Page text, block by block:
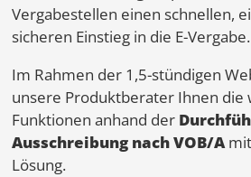
Vergabestellen einen schnellen,
sicheren Einstieg in die E-Vergabe.
Im Rahmen der 1,5-stündigen
unsere Produktberater Ihnen die
Funktionen anhand der
Ausschreibung nach VOB/A
Lösung.